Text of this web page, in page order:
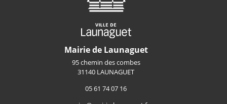
Mairie de Launaguet
95 chemin des combes
31140 LAUNAGUET
05 61 74 07 16